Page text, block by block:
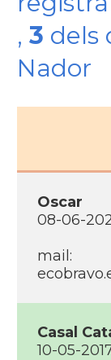
, 3 dels
Nador
Oscar
08-06-
mail:
Casal
10-05-